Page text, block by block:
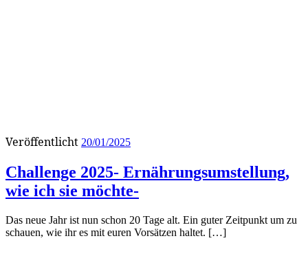
Veröffentlicht 20/01/2025
Challenge 2025- Ernährungsumstellung,
wie ich sie möchte-
Das neue Jahr ist nun schon 20 Tage alt. Ein guter Zeitpunkt um zu
schauen, wie ihr es mit euren Vorsätzen haltet. […]